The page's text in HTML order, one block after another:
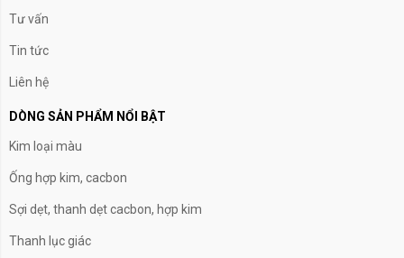
Tư vấn
Tin tức
Liên hệ
DÒNG SẢN PHẨM NỔI BẬT
Kim loại màu
Ống hợp kim, cacbon
Sợi dẹt, thanh dẹt cacbon, hợp kim
Thanh lục giác